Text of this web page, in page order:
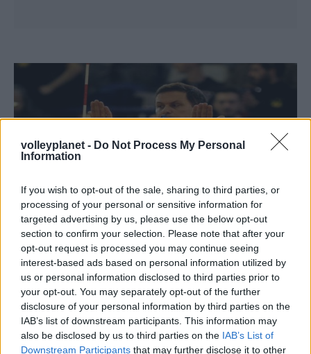
volleyplanet - Do Not Process My Personal
Information
If you wish to opt-out of the sale, sharing to third parties, or
processing of your personal or sensitive information for
targeted advertising by us, please use the below opt-out
section to confirm your selection. Please note that after your
opt-out request is processed you may continue seeing
interest-based ads based on personal information utilized by
us or personal information disclosed to third parties prior to
your opt-out. You may separately opt-out of the further
disclosure of your personal information by third parties on the
IAB’s list of downstream participants. This information may
also be disclosed by us to third parties on the IAB’s List of
Downstream Participants that may further disclose it to other
ΔΙΕΘΝΗ 17/06/2016
Στο World Grand Prix ο Γεροθόδωρος
Το Σαββατοκύριακο 18-19 Ιουνίου ο διεθνής διαιτητής
Νώντας Γεροθόδωροςθα σφυρίξει αγώνες για το Final-4 του
2ου γκρουπ του World Grand Prix Γυναικών που θα γίνουν